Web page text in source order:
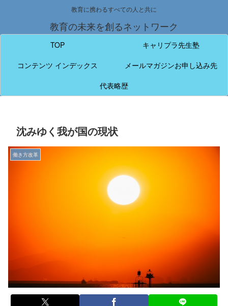
教育に携わるすべての人と共に
教育の未来を創るネットワーク
TOP
キャリプラ先生塾
コンテンツ インデックス
メールマガジンお申し込み先
代表略歴
沈みゆく我が国の現状
働き方改革